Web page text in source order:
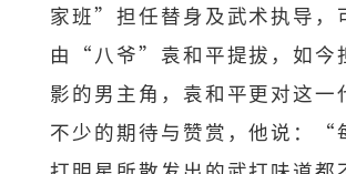
家班”担任替身及武术执导，
由“八爷”袁和平提拔，如今
影的男主角，袁和平更对这一
不少的期待与赞赏，他说：“